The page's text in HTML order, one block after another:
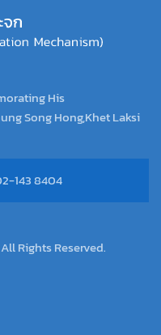
His
Song Hong,Khet Laksi
143 8404
Rights Reserved.